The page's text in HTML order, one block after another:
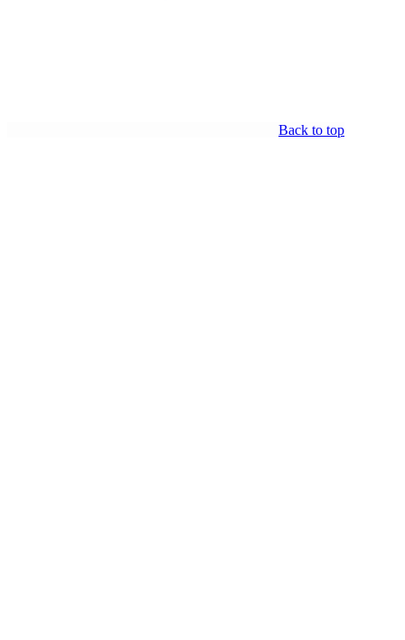
Back to top